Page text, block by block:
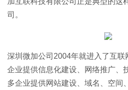
司。
深圳微加公司2004年就进入了互联
企业提供信息化建设、网络推广、
多企业提供网站建设、域名、空间